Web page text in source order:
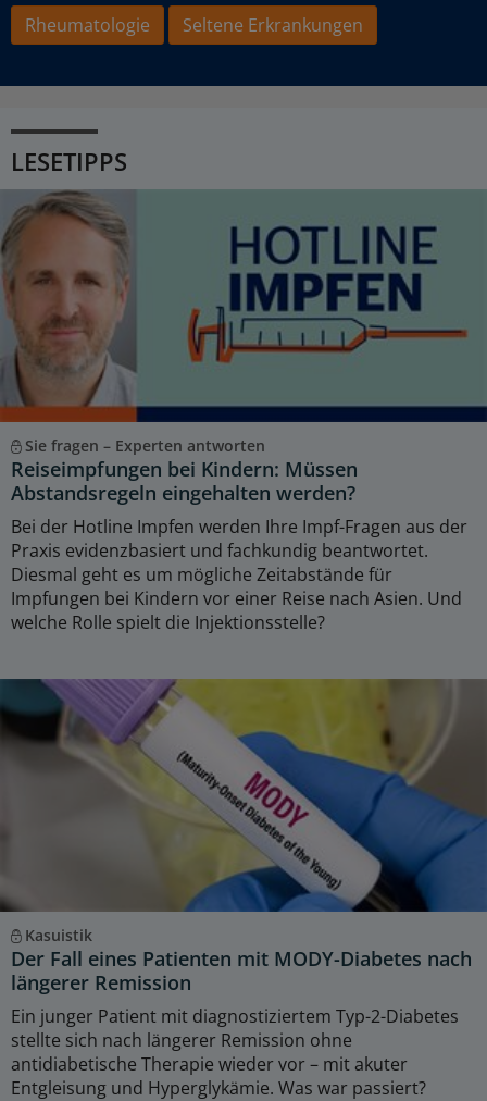
Rheumatologie
Seltene Erkrankungen
LESETIPPS
Sie fragen – Experten antworten
Reiseimpfungen bei Kindern: Müssen
Abstandsregeln eingehalten werden?
Bei der Hotline Impfen werden Ihre Impf-Fragen aus der
Praxis evidenzbasiert und fachkundig beantwortet.
Diesmal geht es um mögliche Zeitabstände für
Impfungen bei Kindern vor einer Reise nach Asien. Und
welche Rolle spielt die Injektionsstelle?
Kasuistik
Der Fall eines Patienten mit MODY-Diabetes nach
längerer Remission
Ein junger Patient mit diagnostiziertem Typ-2-Diabetes
stellte sich nach längerer Remission ohne
antidiabetische Therapie wieder vor – mit akuter
Entgleisung und Hyperglykämie. Was war passiert?